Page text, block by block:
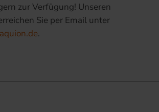
zur Verfügung! Unseren
Sie per Email unter
.